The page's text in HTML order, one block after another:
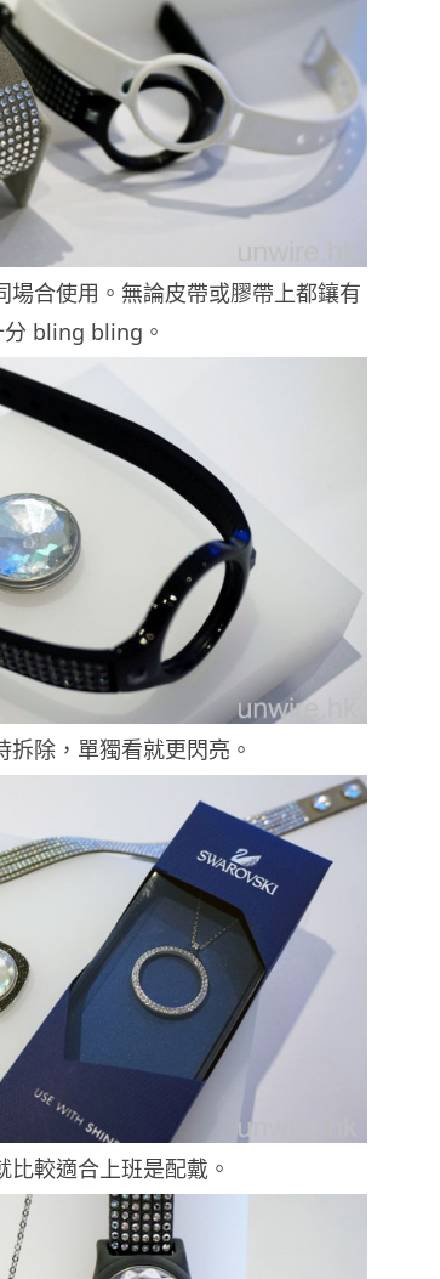
合使用。無論皮帶或膠帶上都鑲有
分 bling bling。
除，單獨看就更閃亮。
較適合上班是配戴。